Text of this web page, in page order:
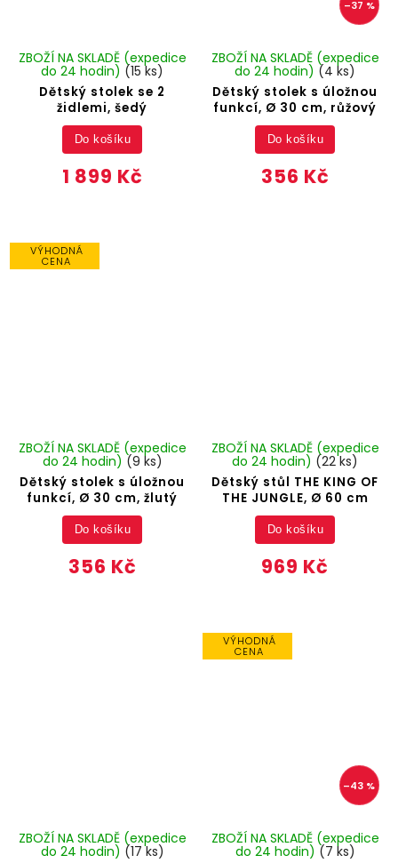
Dětský stolek se 2
židlemi, šedý
ZBOŽÍ NA SKLADĚ (expedice
do 24 hodin) (15 ks)
1 899 Kč
Do košíku
–37 %
Dětský stolek s úložnou
funkcí, Ø 30 cm, růžový
ZBOŽÍ NA SKLADĚ (expedice
do 24 hodin) (4 ks)
356 Kč
Do košíku
VÝHODNÁ
CENA
Dětský stolek s úložnou
funkcí, Ø 30 cm, žlutý
ZBOŽÍ NA SKLADĚ (expedice
do 24 hodin) (9 ks)
356 Kč
Do košíku
Dětský stůl THE KING OF
THE JUNGLE, Ø 60 cm
ZBOŽÍ NA SKLADĚ (expedice
do 24 hodin) (22 ks)
969 Kč
Do košíku
ZBOŽÍ NA SKLADĚ (expedice
do 24 hodin) (17 ks)
VÝHODNÁ
CENA
–43 %
ZBOŽÍ NA SKLADĚ (expedice
do 24 hodin) (7 ks)